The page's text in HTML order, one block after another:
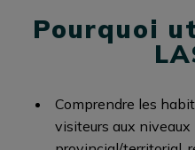
Pourquoi
Comprendre les
visiteurs aux niveaux